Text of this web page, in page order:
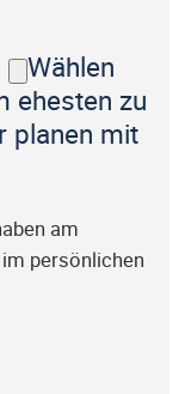
Wählen
ehesten zu
planen mit
am
persönlichen